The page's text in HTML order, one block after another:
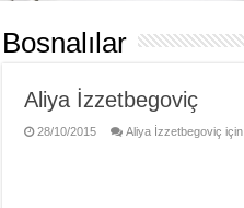
Bosnalılar
Aliya İzzetbegoviç
28/10/2015 Aliya İzzetbegoviç için